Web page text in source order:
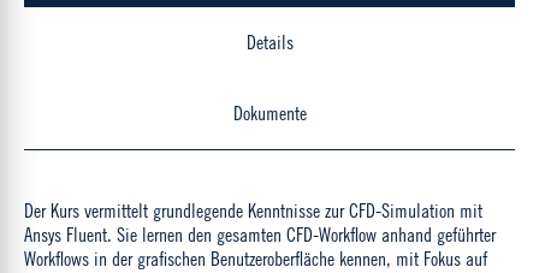
Details
Dokumente
Der Kurs vermittelt grundlegende Kenntnisse zur CFD-Simulation mit
Ansys Fluent. Sie lernen den gesamten CFD-Workflow anhand geführter
Workflows in der grafischen Benutzeroberfläche kennen, mit Fokus auf